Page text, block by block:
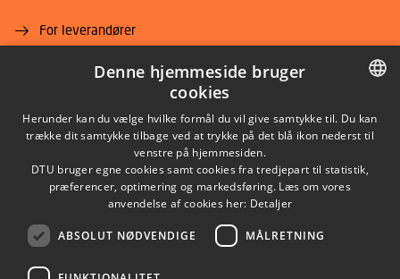
For leverandører
Job og karriere
LINKEDIN
YOUTUBE
DANISH
ENGLISH
Denne hjemmeside bruger
cookies
Herunder kan du vælge hvilke formål du vil give samtykke til. Du kan
trække dit samtykke tilbage ved at trykke på det blå ikon nederst til
venstre på hjemmesiden.
DTU bruger egne cookies samt cookies fra tredjepart til statistik,
præferencer, optimering og markedsføring. Læs om vores
anvendelse af cookies her: Detaljer
ABSOLUT NØDVENDIGE MÅLRETNING